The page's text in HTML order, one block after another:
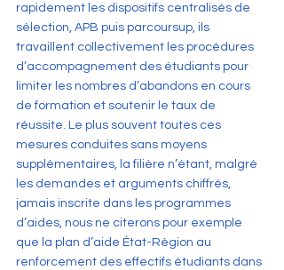
rapidement les dispositifs centralisés de
sélection, APB puis parcoursup, ils
travaillent collectivement les procédures
d’accompagnement des étudiants pour
limiter les nombres d’abandons en cours
de formation et soutenir le taux de
réussite. Le plus souvent toutes ces
mesures conduites sans moyens
supplémentaires, la filière n’étant, malgré
les demandes et arguments chiffrés,
jamais inscrite dans les programmes
d’aides, nous ne citerons pour exemple
que la plan d’aide État-Région au
renforcement des effectifs étudiants dans